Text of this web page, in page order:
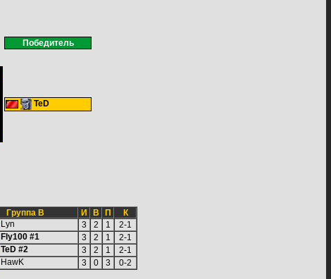
Победитель
TeD
Группа B И В П
К
Lyn 3 2 1
2-1
Fly100 #1 3 2 1
2-1
TeD #2 3 2 1
2-1
HawK 3 0 3 0-2